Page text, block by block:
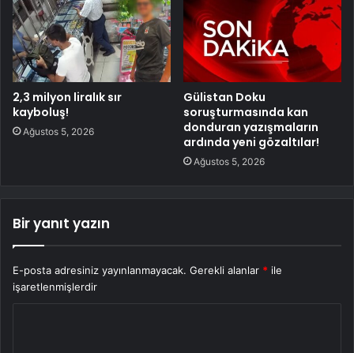
2,3 milyon liralık sır
kayboluş!
Ağustos 5, 2026
Gülistan Doku
soruşturmasında kan
donduran yazışmaların
ardında yeni gözaltılar!
Ağustos 5, 2026
Bir yanıt yazın
E-posta adresiniz yayınlanmayacak. Gerekli alanlar * ile
işaretlenmişlerdir